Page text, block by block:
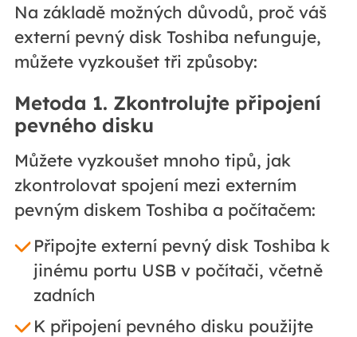
Na základě možných důvodů, proč váš
externí pevný disk Toshiba nefunguje,
můžete vyzkoušet tři způsoby:
Metoda 1. Zkontrolujte připojení
pevného disku
Můžete vyzkoušet mnoho tipů, jak
zkontrolovat spojení mezi externím
pevným diskem Toshiba a počítačem:
Připojte externí pevný disk Toshiba k
jinému portu USB v počítači, včetně
zadních
K připojení pevného disku použijte